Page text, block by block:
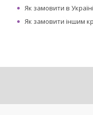
Як замовити в Україні
Як замовити іншим